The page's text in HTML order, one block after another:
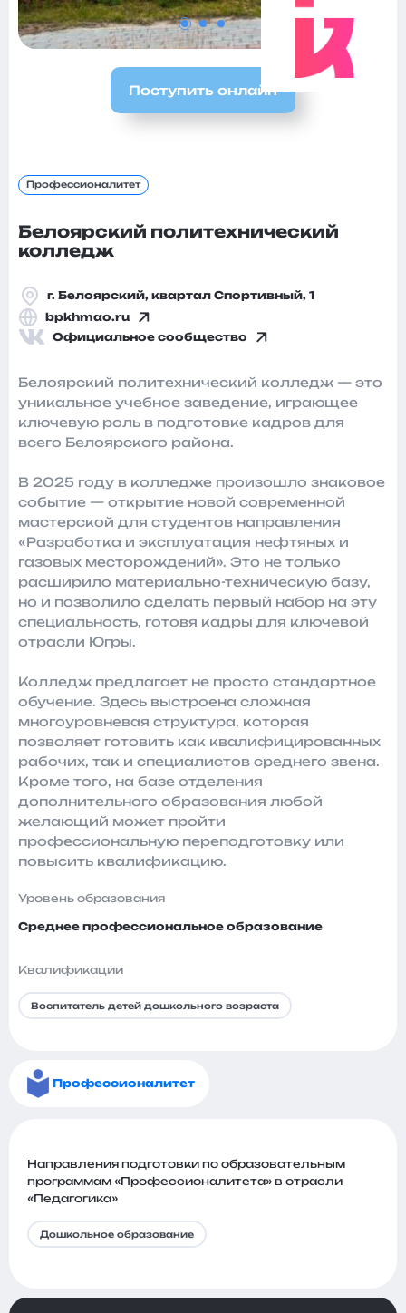
Поступить онлайн
Профессионалитет
Белоярский политехнический
колледж
г. Белоярский, квартал Спортивный, 1
bpkhmao.ru
Официальное сообщество
Белоярский политехнический колледж — это
уникальное учебное заведение, играющее
ключевую роль в подготовке кадров для
всего Белоярского района.
В 2025 году в колледже произошло знаковое
событие — открытие новой современной
мастерской для студентов направления
«Разработка и эксплуатация нефтяных и
газовых месторождений». Это не только
расширило материально-техническую базу,
но и позволило сделать первый набор на эту
специальность, готовя кадры для ключевой
отрасли Югры.
Колледж предлагает не просто стандартное
обучение. Здесь выстроена сложная
многоуровневая структура, которая
позволяет готовить как квалифицированных
рабочих, так и специалистов среднего звена.
Кроме того, на базе отделения
дополнительного образования любой
желающий может пройти
профессиональную переподготовку или
повысить квалификацию.
Уровень образования
Среднее профессиональное образование
Квалификации
Воспитатель детей дошкольного возраста
Профессионалитет
Направления подготовки по образовательным
программам «Профессионалитета» в отрасли
«Педагогика»
Дошкольное образование